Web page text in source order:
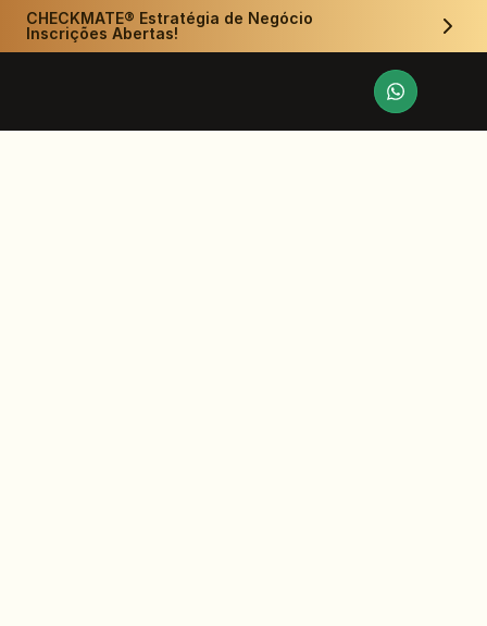
CHECKMATE® Estratégia de Negócio
Inscrições Abertas!